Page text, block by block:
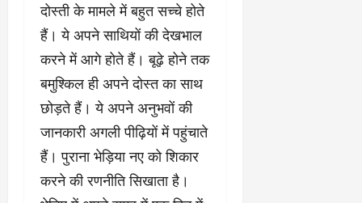
दोस्ती के मामले में बहुत सच्चे होते
हैं। ये अपने साथियों की देखभाल
करने में आगे होते हैं। बूढ़े होने तक
बमुश्किल ही अपने दोस्त का साथ
छोड़ते हैं। ये अपने अनुभवों की
जानकारी अगली पीढ़ियों में पहुंचाते
हैं। पुराना भेड़िया नए को शिकार
करने की रणनीति सिखाता है।